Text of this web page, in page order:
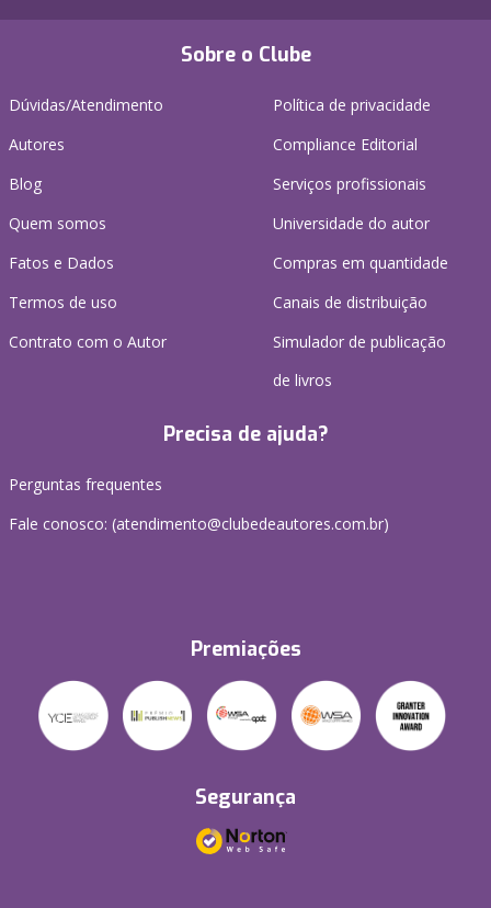
Sobre o Clube
Dúvidas/Atendimento
Autores
Blog
Quem somos
Fatos e Dados
Termos de uso
Contrato com o Autor
Política de privacidade
Compliance Editorial
Serviços profissionais
Universidade do autor
Compras em quantidade
Canais de distribuição
Simulador de publicação
de livros
Precisa de ajuda?
Perguntas frequentes
Fale conosco: (atendimento@clubedeautores.com.br)
Premiações
Segurança